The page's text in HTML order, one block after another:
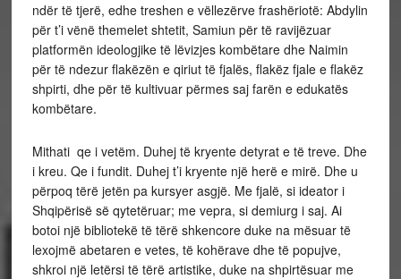
ndër të tjerë, edhe treshen e vëllezërve frashëriotë: Abdylin
për t’i vënë themelet shtetit, Samiun për të ravijëzuar
platformën ideologjike të lëvizjes kombëtare dhe Naimin
për të ndezur flakëzën e qiriut të fjalës, flakëz fjale e flakëz
shpirti, dhe për të kultivuar përmes saj farën e edukatës
kombëtare.
Mithati qe i vetëm. Duhej të kryente detyrat e të treve. Dhe
i kreu. Qe i fundit. Duhej t’i kryente një herë e mirë. Dhe u
përpoq tërë jetën pa kursyer asgjë. Me fjalë, si ideator i
Shqipërisë së qytetëruar; me vepra, si demiurg i saj. Ai
botoi një bibliotekë të tërë shkencore duke na mësuar të
lexojmë abetaren e vetes, të kohërave dhe të popujve,
shkroi një letërsi të tërë artistike, duke na shpirtësuar me